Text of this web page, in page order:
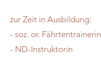
zur Zeit in Ausbildung:
- soz. or. Fährtentrainerin
- ND-Instruktorin